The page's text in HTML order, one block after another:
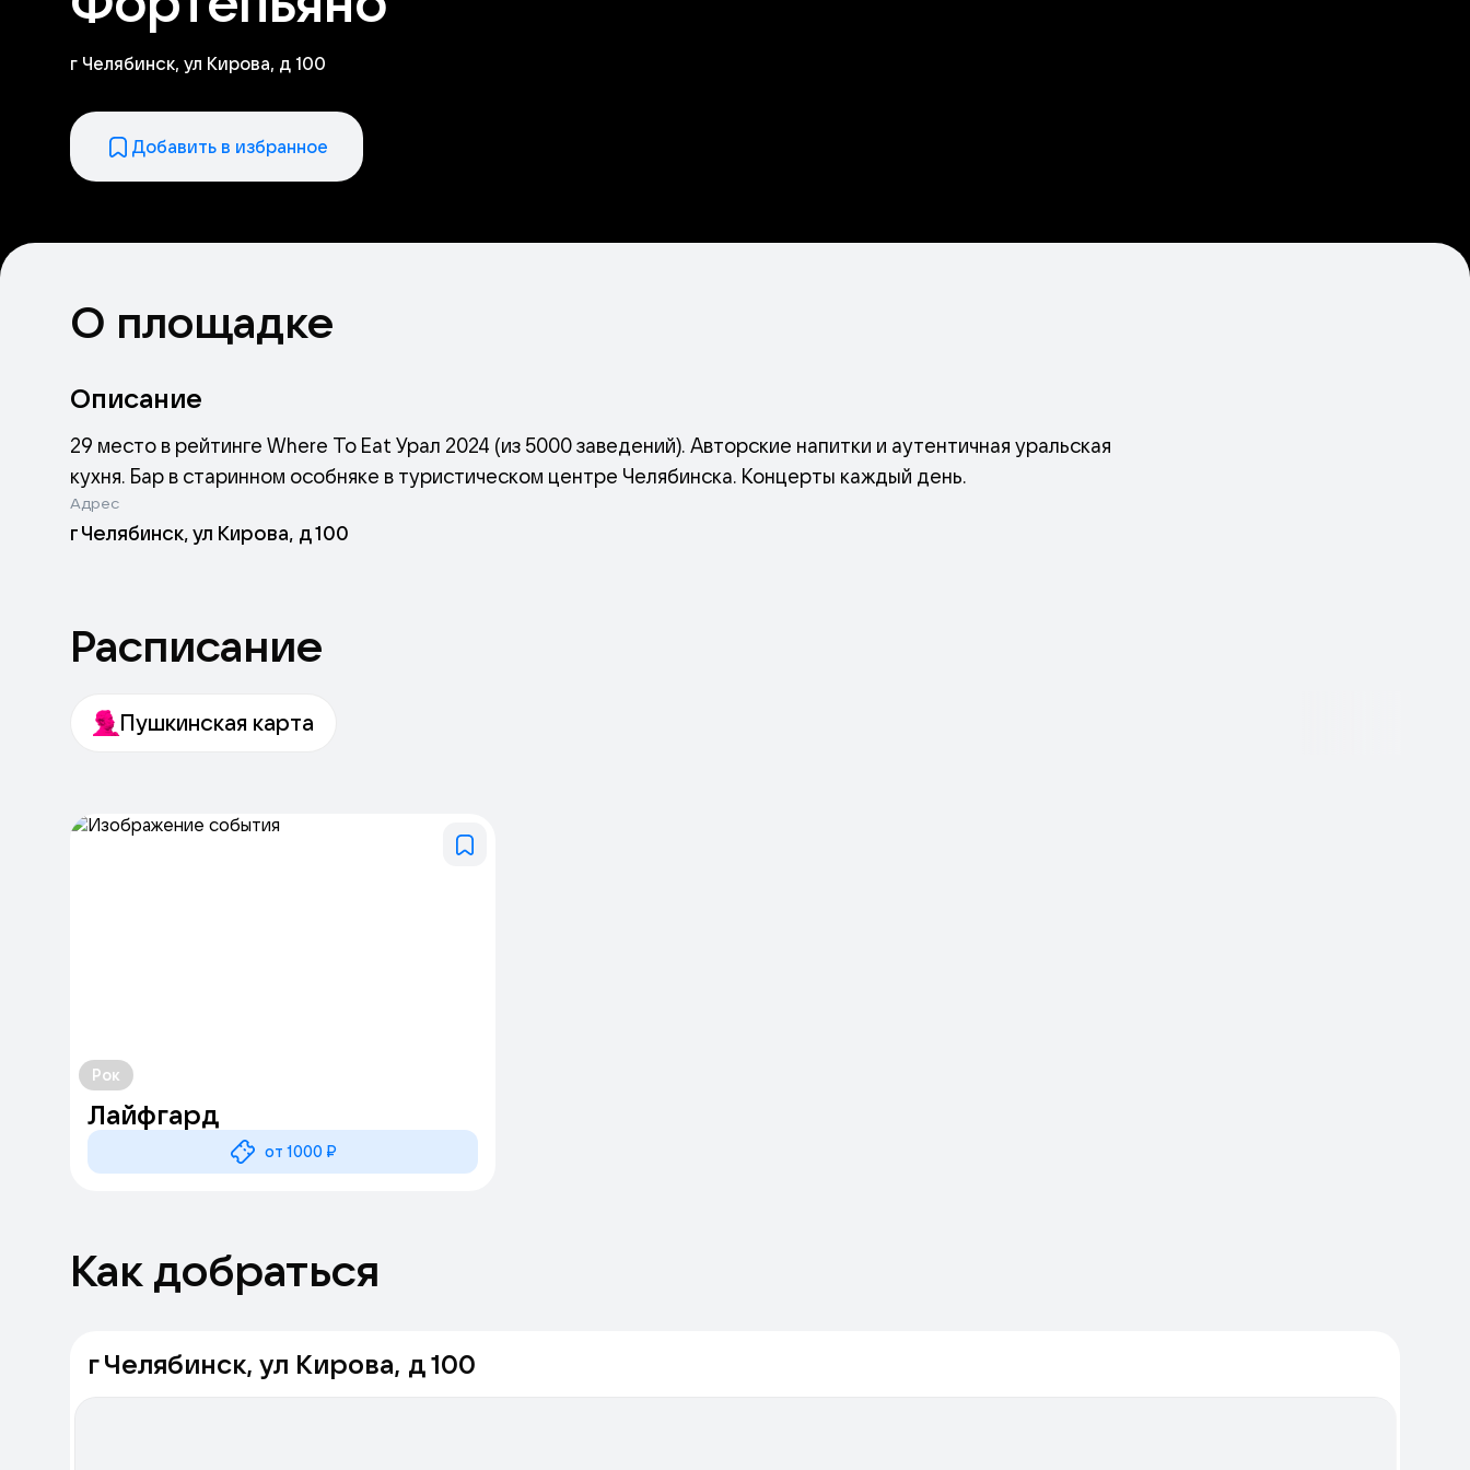
г Челябинск, ул Кирова, д 100
Добавить в избранное
О площадке
Описание
29 место в рейтинге Where To Eat Урал 2024 (из 5000 заведений). Авторские напитки и аутентичная уральская
кухня. Бар в старинном особняке в туристическом центре Челябинска. Концерты каждый день.
Адрес
г Челябинск, ул Кирова, д 100
Расписание
Пушкинская карта
Рок
Лайфгард
от 1000 ₽
Как добраться
г Челябинск, ул Кирова, д 100